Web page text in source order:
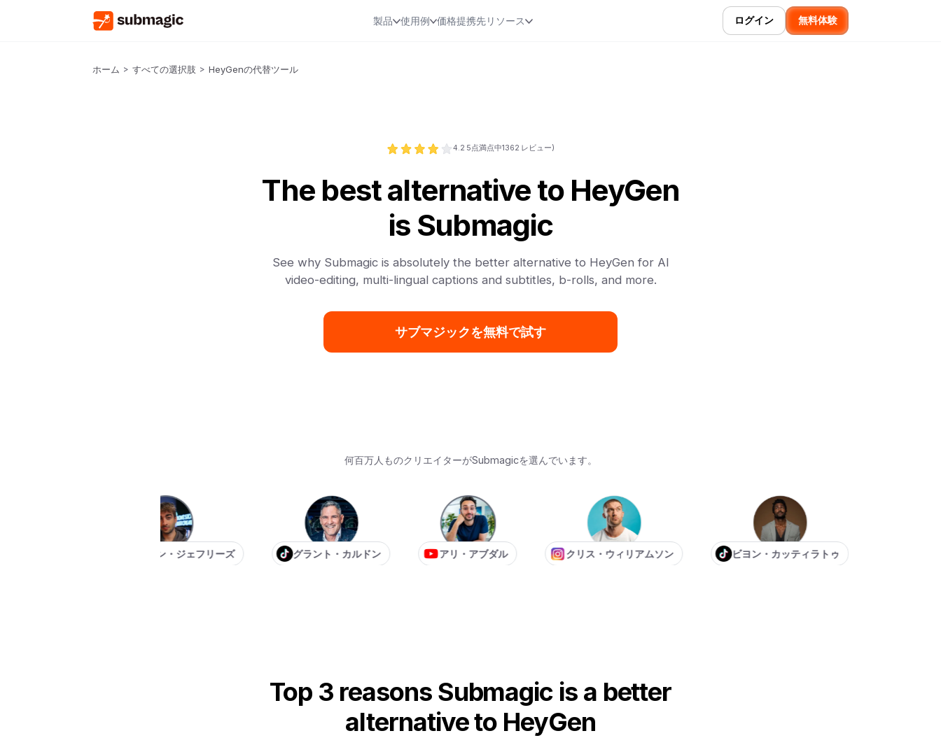
製品 使用例 価格提携先リソース ログイン 無料体験
ホーム > すべての選択肢 > HeyGenの代替ツール
4.2 5点満点中1362 レビュー)
The best alternative to HeyGen
is Submagic
See why Submagic is absolutely the better alternative to HeyGen for AI
video-editing, multi-lingual captions and subtitles, b-rolls, and more.
サブマジックを無料で試す
何百万人ものクリエイターがSubmagicを選んでいます。
セバスチャン・ジェフリーズ グラント・カルドン アリ・アブダル クリス・ウィリアムソン ビヨン・カッティラトゥ
Top 3 reasons Submagic is a better
alternative to HeyGen